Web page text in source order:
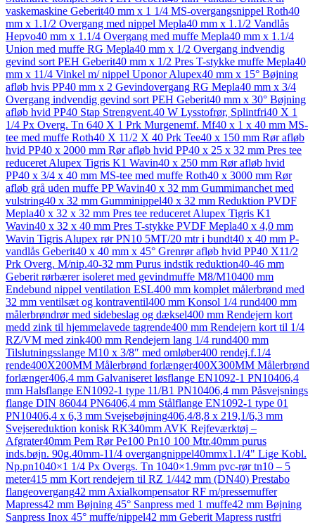
vaskemaskine Geberit40 mm x 1 1/4 MS-overgangsnippel Roth40
mm x 1.1/2 Overgang med nippel Mepla40 mm x 1.1/2 Vandlås
Hepvo40 mm x 1.1/4 Overgang med muffe Mepla40 mm x 1.1/4
Union med muffe RG Mepla40 mm x 1/2 Overgang indvendig
gevind sort PEH Geberit40 mm x 1/2 Pres T-stykke muffe Mepla40
mm x 11/4 Vinkel m/ nippel Uponor Alupex40 mm x 15° Bøjning
afløb hvis PP40 mm x 2 Gevindovergang RG Mepla40 mm x 3/4
Overgang indvendig gevind sort PEH Geberit40 mm x 30° Bøjning
afløb hvid PP40 Stap Strengvent.40 W Lysstofrør, Splintfri40 X 1
1/4 Px Overg. Tn 640 X 1 Prk Murgenemf. Mf40 x 1 x 40 mm MS-
tee med muffe Roth40 X 11/2 X 40 Prk Tee40 x 150 mm Rør afløb
hvid PP40 x 2000 mm Rør afløb hvid PP40 x 25 x 32 mm Pres tee
reduceret Alupex Tigris K1 Wavin40 x 250 mm Rør afløb hvid
PP40 x 3/4 x 40 mm MS-tee med muffe Roth40 x 3000 mm Rør
afløb grå uden muffe PP Wavin40 x 32 mm Gummimanchet med
vulstring40 x 32 mm Gumminippel40 x 32 mm Reduktion PVDF
Mepla40 x 32 x 32 mm Pres tee reduceret Alupex Tigris K1
Wavin40 x 32 x 40 mm Pres T-stykke PVDF Mepla40 x 4,0 mm
Wavin Tigris Alupex rør PN10 5MT/20 mtr i bundt40 x 40 mm P-
vandlås Geberit40 x 40 mm x 45° Grenrør afløb hvid PP40 X11/2
Prk Overg. M/nip.40-32 mm Purus indstik reduktion40-46 mm
Geberit rørbærer isoleret med gevindmuffe M8/M10400 mm
Endebund nippel ventilation ESL400 mm komplet målerbrønd med
32 mm ventilsæt og kontraventil400 mm Konsol 1/4 rund400 mm
målerbrøndrør med sidebeslag og dæksel400 mm Rendejern kort
medd zink til hjemmelavede tagrende400 mm Rendejern kort til 1/4
RZ/VM med zink400 mm Rendejern lang 1/4 rund400 mm
Tilslutningsslange M10 x 3/8″ med omløber400 rendej.f.1/4
rende400X200MM Målerbrønd forlænger400X300MM Målerbrønd
forlænger406,4 mm Galvaniseret løsflange EN1092-1 PN10406,4
mm Halsflange EN1092-1 type 11/B1 PN10406,4 mm Påsvejsnings
flange DIN 86044 PN6406,4 mm Stålflange EN1092-1 type 01
PN10406,4 x 6,3 mm Svejsebøjning406,4/8,8 x 219,1/6,3 mm
Svejsereduktion konisk RK340mm AVK Rejfeværktøj –
Afgrater40mm Pem Rør Pe100 Pn10 100 Mtr.40mm purus
inds.bøjn. 90g.40mm-11/4 overgangnippel40mmx1.1/4" Lige Kobl.
Np.pn1040×1 1/4 Px Overgs. Tn 1040×1.9mm pvc-rør tn10 – 5
meter415 mm Kort rendejern til RZ 1/442 mm (DN40) Prestabo
flangeovergang42 mm Axialkompensator RF m/pressemuffer
Mapress42 mm Bøjning 45° Sanpress med 1 muffe42 mm Bøjning
Sanpress Inox 45° muffe/nippel42 mm Geberit Mapress rustfri